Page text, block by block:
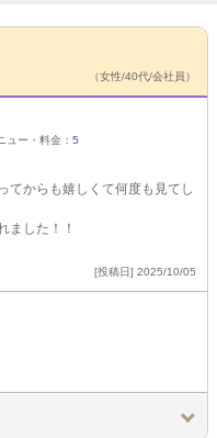
（女性/40代/会社員）
ュー・料金： 5
てからも嬉しくて何度も見てし
ました！！
[投稿日] 2025/10/05